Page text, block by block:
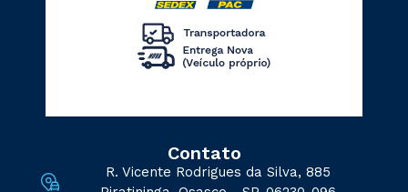
Contato
R. Vicente Rodrigues da Silva, 885